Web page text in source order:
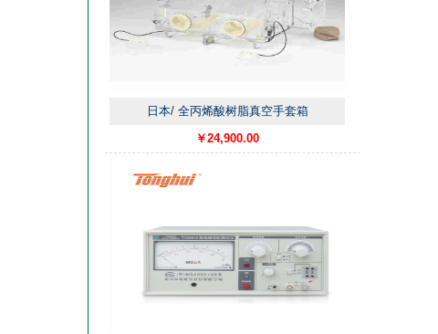
日本/ 全丙烯酸树脂真空手套箱
￥24,900.00